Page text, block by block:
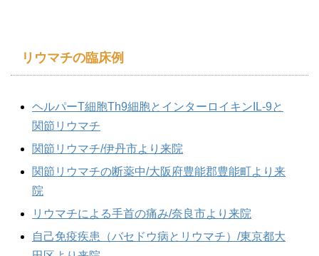
リウマチの臨床例
ヘルパーT細胞Th9細胞とインターロイキンIL-9と
関節リウマチ
関節リウマチ/伊丹市より来院
関節リウマチの断薬中/大阪府豊能郡豊能町より来
院
リウマチによる手首の痛み/奈良市より来院
自己免疫疾患（バセドウ病とリウマチ）/東京都大